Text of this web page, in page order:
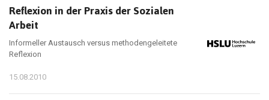
Reflexion in der Praxis der Sozialen
Arbeit
Informeller Austausch versus methodengeleitete
Reflexion
15.08.2010